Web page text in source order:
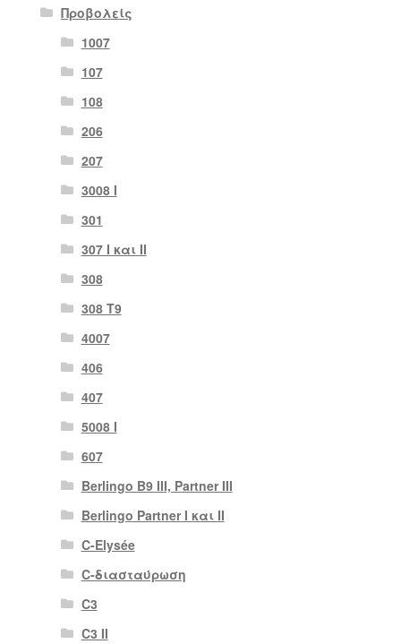
Προβολείς
1007
107
108
206
207
3008 Ι
301
307 I και II
308
308 Τ9
4007
406
407
5008 Ι
607
Berlingo B9 III, Partner III
Berlingo Partner I και II
C-Elysée
C-διασταύρωση
C3
C3 II